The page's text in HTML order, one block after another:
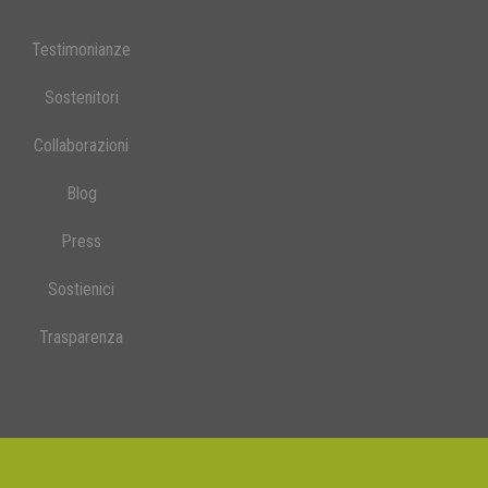
Testimonianze
Sostenitori
Collaborazioni
Blog
Press
Sostienici
Trasparenza